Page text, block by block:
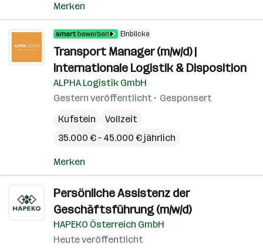
Merken
Einblicke
Transport Manager (m/w/d) |
Internationale Logistik & Disposition
ALPHA Logistik GmbH
Gestern veröffentlicht
Gesponsert
Kufstein
Vollzeit
35.000 € – 45.000 € jährlich
Merken
Persönliche Assistenz der
Geschäftsführung (m/w/d)
HAPEKO Österreich GmbH
Heute veröffentlicht